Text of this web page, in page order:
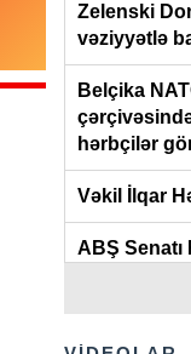
Zelenski
vəziyyətlə
Belçika
hərbçilər
Vəkil İlqar
ABŞ Senatı